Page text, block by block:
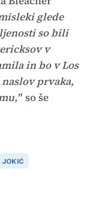
glede
so bili
v
in bo v Los
prvaka,
so še
JOKIĆ